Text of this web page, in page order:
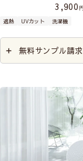
3,900
遮熱
UVカット 洗濯機
無料サンプル請求